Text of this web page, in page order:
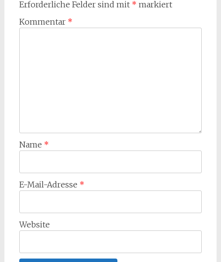
Erforderliche Felder sind mit * markiert
Kommentar *
Name *
E-Mail-Adresse *
Website